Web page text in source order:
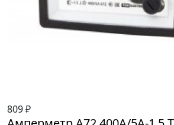
809 ₽